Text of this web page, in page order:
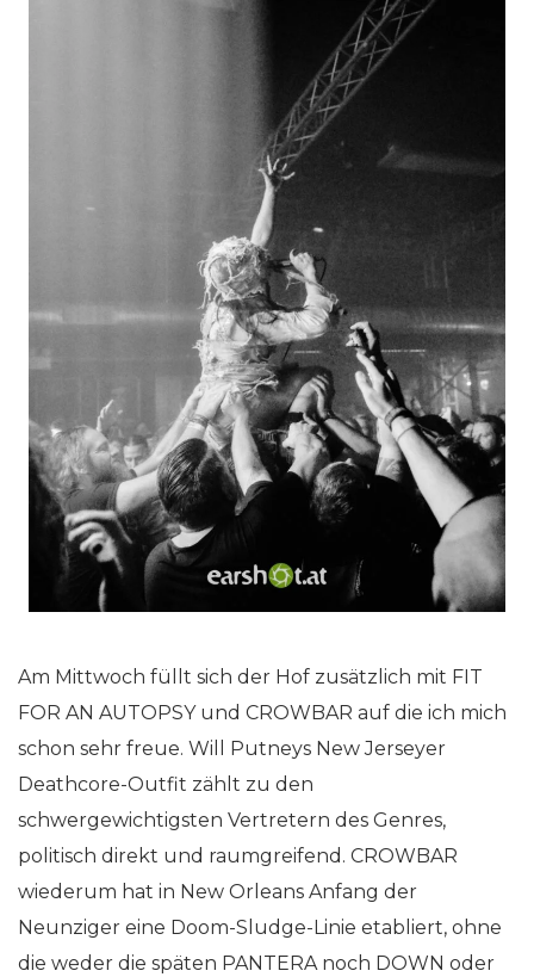
Am Mittwoch füllt sich der Hof zusätzlich mit FIT
FOR AN AUTOPSY und CROWBAR auf die ich mich
schon sehr freue. Will Putneys New Jerseyer
Deathcore-Outfit zählt zu den
schwergewichtigsten Vertretern des Genres,
politisch direkt und raumgreifend. CROWBAR
wiederum hat in New Orleans Anfang der
Neunziger eine Doom-Sludge-Linie etabliert, ohne
die weder die späten PANTERA noch DOWN oder